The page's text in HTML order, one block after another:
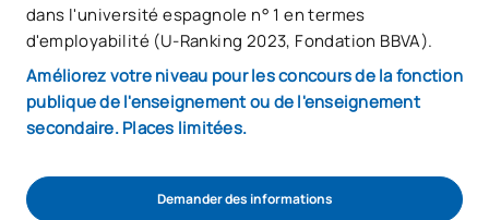
dans l'université espagnole n° 1 en termes
d'employabilité (U-Ranking 2023, Fondation BBVA).
Améliorez votre niveau pour les concours de la fonction
publique de l'enseignement ou de l'enseignement
secondaire. Places limitées.
Demander des informations